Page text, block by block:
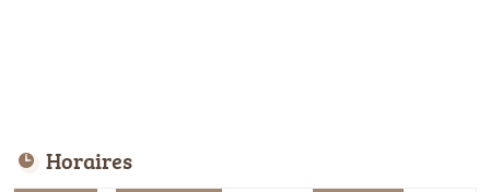
Horaires